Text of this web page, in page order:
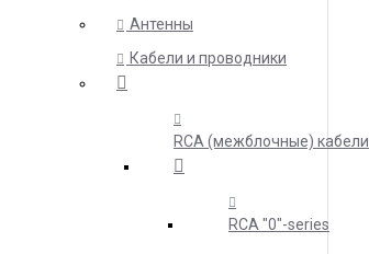
Антенны
Кабели и проводники
RCA (межблочные) кабели
RCA "0"-series